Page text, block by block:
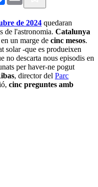
de 2024 quedaran
de l'astronomia. Catalunya
en un marge de cinc mesos.
solar -que es produeixen
no descarta nous episodis en
per haver-ne pogut
, director del Parc
cinc preguntes amb